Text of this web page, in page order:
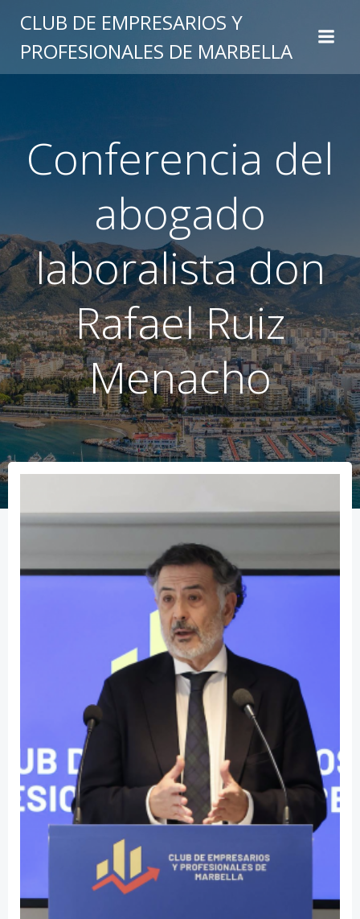
al
contenido
CLUB DE EMPRESARIOS Y
PROFESIONALES DE MARBELLA
Conferencia del
abogado
laboralista don
Rafael Ruiz
Menacho